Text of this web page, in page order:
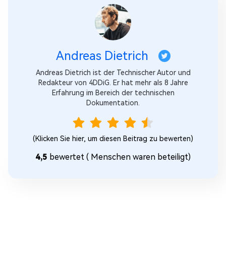
Andreas Dietrich
Andreas Dietrich ist der Technischer Autor und
Redakteur von 4DDiG. Er hat mehr als 8 Jahre
Erfahrung im Bereich der technischen
Dokumentation.
(Klicken Sie hier, um diesen Beitrag zu bewerten)
4,5 bewertet ( Menschen waren beteiligt)